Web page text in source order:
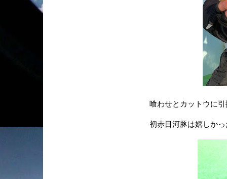
喰わせとカットウに
初赤目河豚は嬉しか